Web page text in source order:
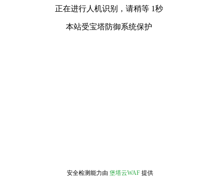
正在进行人机识别，请稍等 1秒
本站受宝塔防御系统保护
安全检测能力由 堡塔云WAF 提供